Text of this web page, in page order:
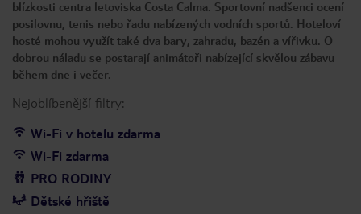
blízkosti centra letoviska Costa Calma. Sportovní nadšenci ocení
posilovnu, tenis nebo řadu nabízených vodních sportů. Hoteloví
hosté mohou využít také dva bary, zahradu, bazén a vířivku. O
dobrou náladu se postarají animátoři nabízející skvělou zábavu
během dne i večer.
Nejoblíbenější filtry:
Wi-Fi v hotelu zdarma
Wi-Fi zdarma
PRO RODINY
Dětské hřiště